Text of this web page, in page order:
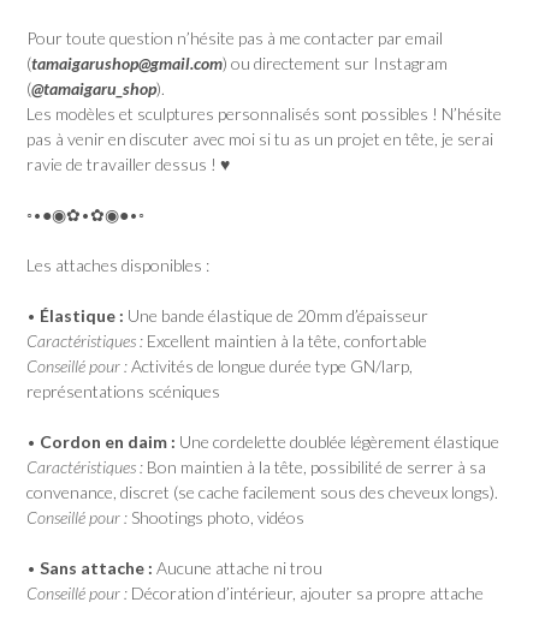
Pour toute question n’hésite pas à me contacter par email
(tamaigarushop@gmail.com) ou directement sur Instagram
(@tamaigaru_shop).
Les modèles et sculptures personnalisés sont possibles ! N’hésite
pas à venir en discuter avec moi si tu as un projet en tête, je serai
ravie de travailler dessus ! ♥
◦•●◉✿•✿◉●•◦
Les attaches disponibles :
• Élastique : Une bande élastique de 20mm d’épaisseur
Caractéristiques : Excellent maintien à la tête, confortable
Conseillé pour :Activités de longue durée type GN/larp,
représentations scéniques
• Cordon en daim : Une cordelette doublée légèrement élastique
Caractéristiques : Bon maintien à la tête, possibilité de serrer à sa
convenance, discret (se cache facilement sous des cheveux longs).
Conseillé pour : Shootings photo, vidéos
• Sans attache : Aucune attache ni trou
Conseillé pour : Décoration d’intérieur, ajouter sa propre attache